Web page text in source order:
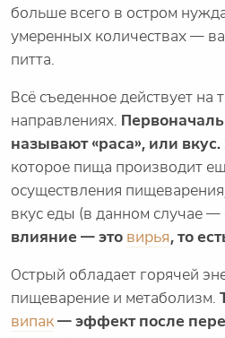
больше всего в остром
умеренных количествах —
питта.
Всё съеденное действует на
направлениях.
называют «раса», или вкус.
которое пища производит
осуществления
вкус еды (в данном случае —
влияние — это вирья, то
Острый обладает горячей
пищеварение и метаболизм.
випак— эффект после